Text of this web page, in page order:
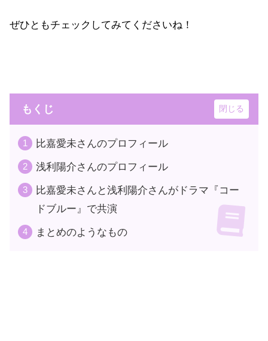
ぜひともチェックしてみてくださいね！
もくじ
比嘉愛未さんのプロフィール
浅利陽介さんのプロフィール
比嘉愛未さんと浅利陽介さんがドラマ『コー
ドブルー』で共演
まとめのようなもの